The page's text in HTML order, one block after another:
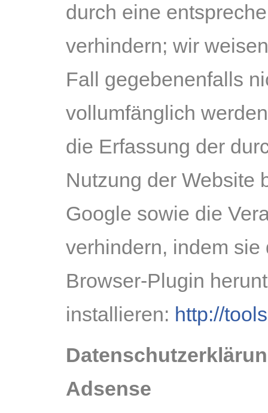
durch eine
verhindern; wir
Fall gegebenenfalls
vollumfänglich
die Erfassung der
Nutzung der Website
Google sowie die
verhindern, indem
Browser-Plugin
installieren: http://
Adsense